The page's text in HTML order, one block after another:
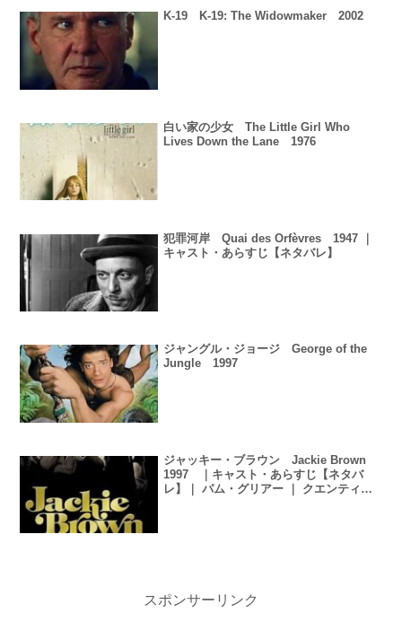
K-19 K-19: The Widowmaker 2002
白い家の少女 The Little Girl Who
Lives Down the Lane 1976
犯罪河岸 Quai des Orfèvres 1947 ｜
キャスト・あらすじ【ネタバレ】
ジャングル・ジョージ George of the
Jungle 1997
ジャッキー・ブラウン Jackie Brown
1997 ｜キャスト・あらすじ【ネタバ
レ】｜ パム・グリアー ｜ クエンティ
スポンサーリンク